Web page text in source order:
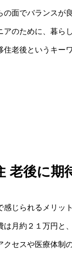
の面でバランスが
アのために、暮ら
住老後というキー
老後に期
じられるメリッ
は月約２１万円と
クセスや医療体制